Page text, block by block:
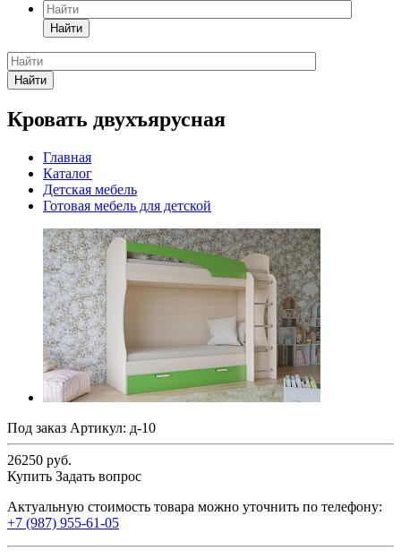
Найти
Найти
Кровать двухъярусная
Главная
Каталог
Детская мебель
Готовая мебель для детской
Под заказ Артикул: д-10
26250 руб.
Купить Задать вопрос
Актуальную стоимость товара можно уточнить по телефону:
+7 (987) 955-61-05